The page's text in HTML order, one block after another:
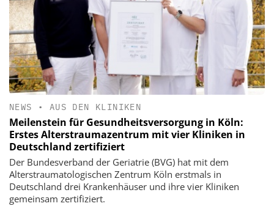
NEWS • AUS DEN KLINIKEN
Meilenstein für Gesundheitsversorgung in Köln:
Erstes Alterstraumazentrum mit vier Kliniken in
Deutschland zertifiziert
Der Bundesverband der Geriatrie (BVG) hat mit dem
Alterstraumatologischen Zentrum Köln erstmals in
Deutschland drei Krankenhäuser und ihre vier Kliniken
gemeinsam zertifiziert.